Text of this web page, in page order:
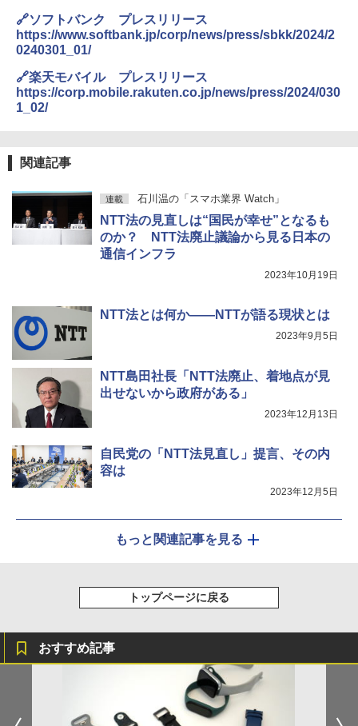
🔗ソフトバンク プレスリリース
https://www.softbank.jp/corp/news/press/sbkk/2024/2
0240301_01/
🔗楽天モバイル プレスリリース
https://corp.mobile.rakuten.co.jp/news/press/2024/030
1_02/
関連記事
連載 石川温の「スマホ業界 Watch」
NTT法の見直しは“国民が幸せ”となるも
のか？ NTT法廃止議論から見る日本の
通信インフラ
2023年10月19日
NTT法とは何か――NTTが語る現状とは
2023年9月5日
NTT島田社長「NTT法廃止、着地点が見
出せないから政府がある」
2023年12月13日
自民党の「NTT法見直し」提言、その内
容は
2023年12月5日
もっと関連記事を見る
トップページに戻る
おすすめ記事